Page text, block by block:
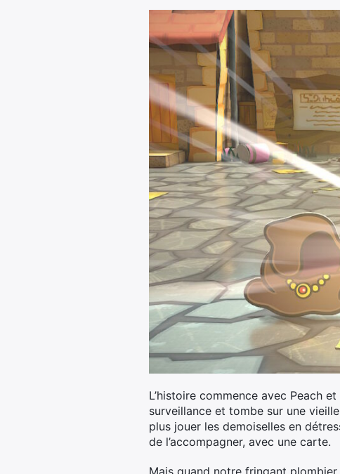
L’histoire commence avec Peach
surveillance et tombe sur une
plus jouer les demoiselles en
de l’accompagner, avec une carte.
Mais quand notre fringant